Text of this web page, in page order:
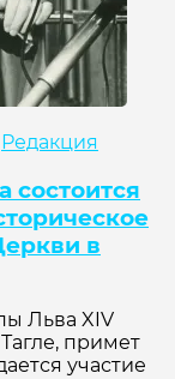
Редакция
в
Льва XIV
примет
участие